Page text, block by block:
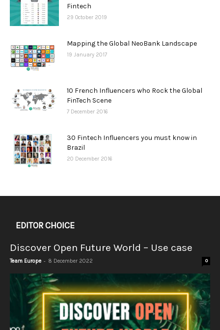
Fintech
29 October 2019
Mapping the Global NeoBank Landscape
19 January 2017
10 French Influencers who Rock the Global
FinTech Scene
7 December 2016
30 Fintech Influencers you must know in
Brazil
20 December 2016
EDITOR CHOICE
Discover Open Future World – Use case
Team Europe - 8 December 2022 0